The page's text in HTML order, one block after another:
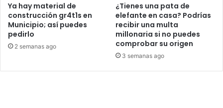
Ya hay material de
construcción gr4t1s en
Municipio; así puedes
pedirlo
2 semanas ago
¿Tienes una pata de
elefante en casa? Podrías
recibir una multa
millonaria si no puedes
comprobar su origen
3 semanas ago